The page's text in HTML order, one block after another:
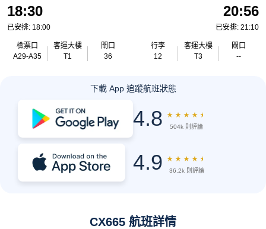
18:30
已安排: 18:00
檢票口
A29-A35
客運大樓
T1
閘口
36
20:56
已安排: 21:10
行李
12
客運大樓
T3
閘口
--
下載 App 追蹤航班狀態
4.8 ★ ★ ★ ★ ★
504k 則評論
4.9 ★ ★ ★ ★ ★
36.2k 則評論
CX665 航班詳情